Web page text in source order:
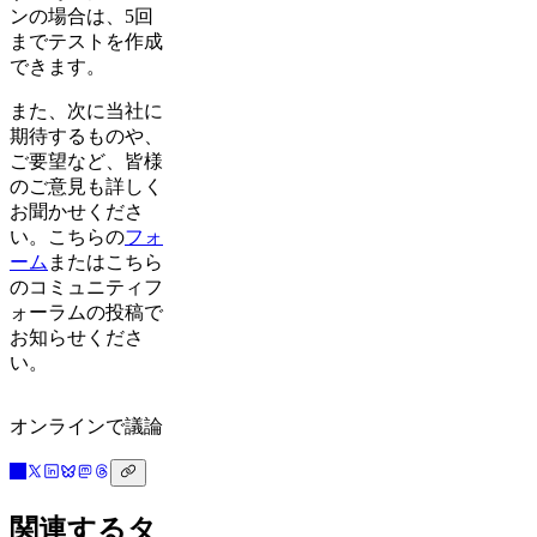
ンの場合は、5回
までテストを作成
できます。
また、次に当社に
期待するものや、
ご要望など、皆様
のご意見も詳しく
お聞かせくださ
い。こちらのフォ
ーム またはこちら
のコミュニティフ
ォーラムの投稿で
お知らせくださ
い。
オンラインで議論
関連するタ